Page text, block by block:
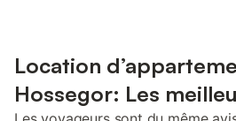
Location
Hossegor: Les